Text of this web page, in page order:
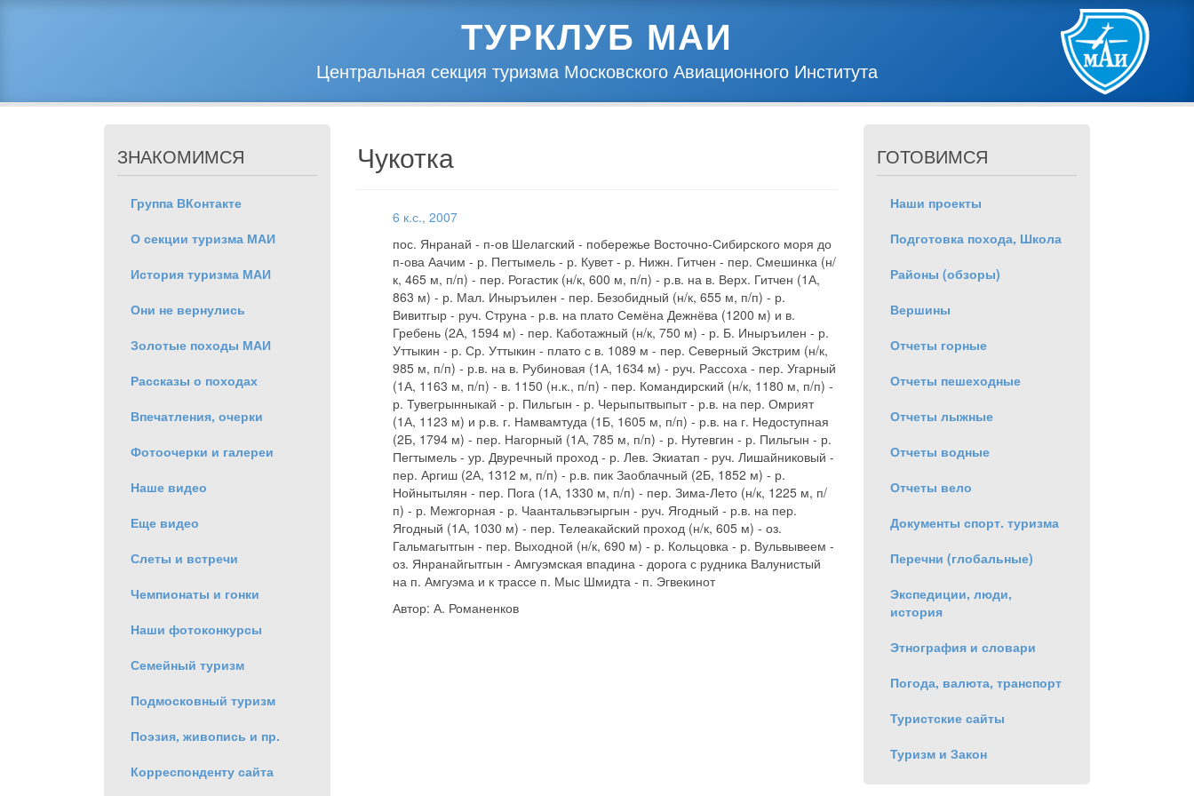
ТУРКЛУБ МАИ
Центральная секция туризма Московского Авиационного Института
ЗНАКОМИМСЯ
ГОТОВИМСЯ
ЗНАКОМИМСЯ
Группа ВКонтакте
О секции туризма МАИ
История туризма МАИ
Они не вернулись
Золотые походы МАИ
Рассказы о походах
Впечатления, очерки
Фотоочерки и галереи
Наше видео
Еще видео
Слеты и встречи
Чемпионаты и гонки
Наши фотоконкурсы
Семейный туризм
Подмосковный туризм
Поэзия, живопись и пр.
Корреспонденту сайта
Чукотка
6 к.с., 2007
пос. Янранай - п-ов Шелагский - побережье Восточно-Сибирского моря до
п-ова Аачим - р. Пегтымель - р. Кувет - р. Нижн. Гитчен - пер. Смешинка (н/
к, 465 м, п/п) - пер. Рогастик (н/к, 600 м, п/п) - р.в. на в. Верх. Гитчен (1А,
863 м) - р. Мал. Иныръилен - пер. Безобидный (н/к, 655 м, п/п) - р.
Вивитгыр - руч. Струна - р.в. на плато Семёна Дежнёва (1200 м) и в.
Гребень (2А, 1594 м) - пер. Каботажный (н/к, 750 м) - р. Б. Иныръилен - р.
Уттыкин - р. Ср. Уттыкин - плато с в. 1089 м - пер. Северный Экстрим (н/к,
985 м, п/п) - р.в. на в. Рубиновая (1А, 1634 м) - руч. Рассоха - пер. Угарный
(1А, 1163 м, п/п) - в. 1150 (н.к., п/п) - пер. Командирский (н/к, 1180 м, п/п) -
р. Тувегрынныкай - р. Пильгын - р. Черыпытвыпыт - р.в. на пер. Омрият
(1А, 1123 м) и р.в. г. Намвамтуда (1Б, 1605 м, п/п) - р.в. на г. Недоступная
(2Б, 1794 м) - пер. Нагорный (1А, 785 м, п/п) - р. Нутевгин - р. Пильгын - р.
Пегтымель - ур. Двуречный проход - р. Лев. Экиатап - руч. Лишайниковый -
пер. Аргиш (2А, 1312 м, п/п) - р.в. пик Заоблачный (2Б, 1852 м) - р.
Нойнытылян - пер. Пога (1А, 1330 м, п/п) - пер. Зима-Лето (н/к, 1225 м, п/
п) - р. Межгорная - р. Чаантальвэгыргын - руч. Ягодный - р.в. на пер.
Ягодный (1А, 1030 м) - пер. Телеакайский проход (н/к, 605 м) - оз.
Гальмагытгын - пер. Выходной (н/к, 690 м) - р. Кольцовка - р. Вульвывеем -
оз. Янранайгытгын - Амгуэмская впадина - дорога с рудника Валунистый
на п. Амгуэма и к трассе п. Мыс Шмидта - п. Эгвекинот
Автор: А. Романенков
ГОТОВИМСЯ
Наши проекты
Подготовка похода, Школа
Районы (обзоры)
Вершины
Отчеты горные
Отчеты пешеходные
Отчеты лыжные
Отчеты водные
Отчеты вело
Документы спорт. туризма
Перечни (глобальные)
Экспедиции, люди,
история
Этнография и словари
Погода, валюта, транспорт
Туристские сайты
Туризм и Закон